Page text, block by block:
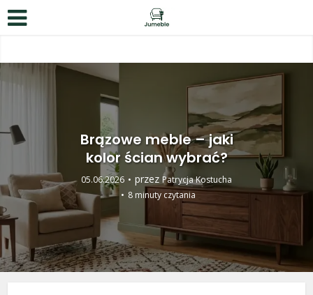
Brązowe meble – jaki
kolor ścian wybrać?
05.06.2026 przez Patrycja Kostucha
8 minuty czytania